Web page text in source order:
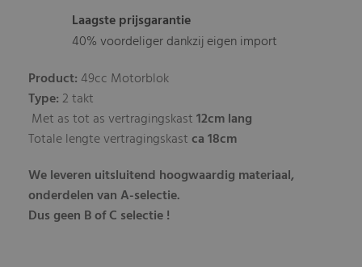
Laagste prijsgarantie
40% voordeliger dankzij eigen import
Product: 49cc Motorblok
Type:2 takt
Met as tot as vertragingskast12cm lang
Totale lengte vertragingskastca 18cm
We leveren uitsluitend hoogwaardig materiaal,
onderdelen van A-selectie.
Dus geen B of C selectie !